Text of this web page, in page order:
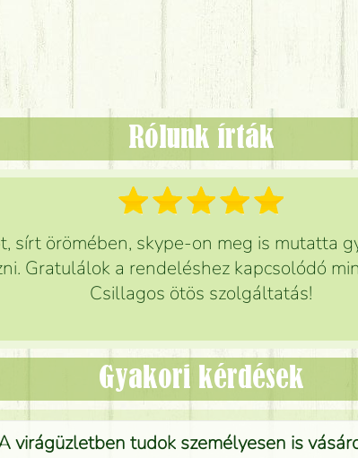
Rólunk írták
sírt örömében, skype-on meg is mutatta
Gratulálok a rendeléshez kapcsolódó
Csillagos ötös szolgáltatás!
Gyakori kérdések
virágüzletben tudok személyesen is